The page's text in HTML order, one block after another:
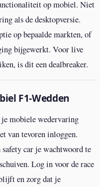
op mobiel. Niet
als de desktopversie.
op bepaalde markten, of
bijgewerkt. Voor live
is dit een dealbreaker.
F1-Wedden
je mobiele wedervaring
van tevoren inloggen.
car je wachtwoord te
Log in voor de race
en zorg dat je